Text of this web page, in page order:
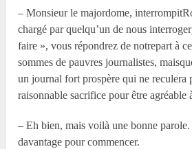
– Monsieur le majordome,
chargé par quelqu’un de nous
faire », vous répondrez de notrepart à
sommes de pauvres journalistes,
un journal fort prospère qui ne reculera
raisonnable sacrifice pour être agréable
– Eh bien, mais voilà une bonne parole.
davantage pour commencer.